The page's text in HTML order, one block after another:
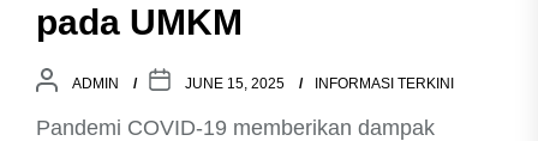
pada UMKM
ADMIN JUNE 15, 2025 INFORMASI TERKINI
Pandemi COVID-19 memberikan dampak